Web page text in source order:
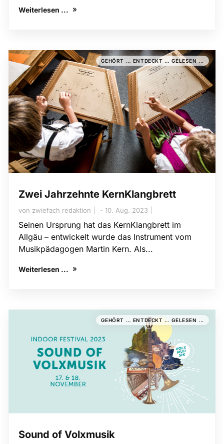
Weiterlesen ...
GEHÖRT … ENTDECKT … GELESEN ...
Zwei Jahrzehnte KernKlangbrett
von zwiefach redaktion 10. Aug. 2023
Seinen Ursprung hat das KernKlangbrett im
Allgäu – entwickelt wurde das Instrument vom
Musikpädagogen Martin Kern. Als...
Weiterlesen ...
GEHÖRT … ENTDECKT … GELESEN ...
Sound of Volxmusik